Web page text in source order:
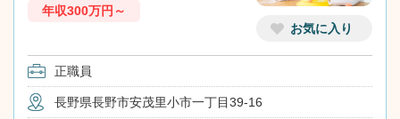
お気に入り
年収300万円～
正職員
長野県長野市安茂里小市一丁目39-16